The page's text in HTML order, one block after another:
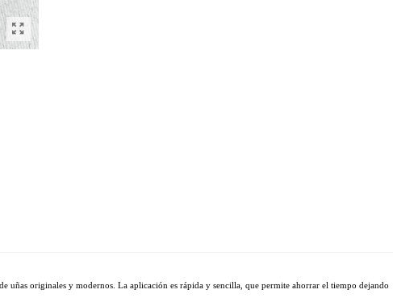
uñas originales y modernos. La aplicación es rápida y sencilla, que permite ahorrar el tiempo dejando